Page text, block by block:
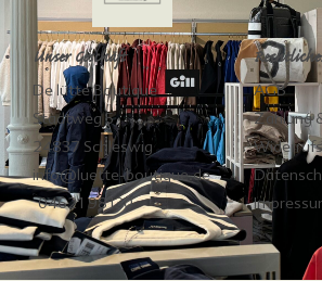
Unser Geschäft
De lütte Boutique
Stadtweg 5
24837 Schleswig
info@luette-boutique.de
04621 98130
AGB
Zahlung